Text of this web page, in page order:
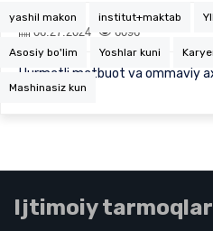
06.27.2024 6096
Hurmatli matbuot va ommaviy
yashil makon institut+maktab
Asosiy bo'lim Yoshlar kuni
Mashinasiz kun
Ijtimoiy tarmoqlar